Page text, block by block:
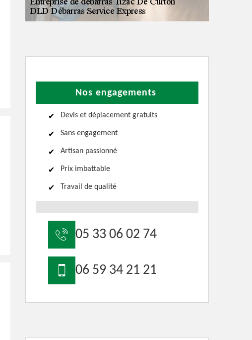
Nos engagements
Devis et déplacement gratuits
Sans engagement
Artisan passionné
Prix imbattable
Travail de qualité
05 33 06 02 74
06 59 34 21 21